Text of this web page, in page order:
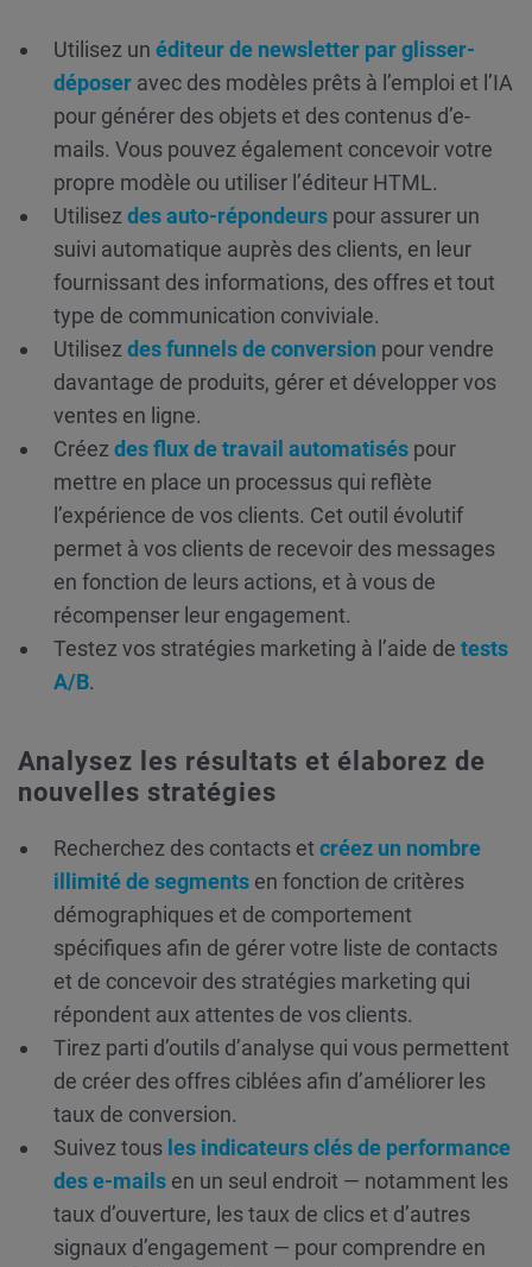
Utilisez un éditeur de newsletter par glisser-
déposer avec des modèles prêts à l’emploi et l’IA
pour générer des objets et des contenus d’e-
mails. Vous pouvez également concevoir votre
propre modèle ou utiliser l’éditeur HTML.
Utilisez des auto-répondeurs pour assurer un
suivi automatique auprès des clients, en leur
fournissant des informations, des offres et tout
type de communication conviviale.
Utilisez des funnels de conversion pour vendre
davantage de produits, gérer et développer vos
ventes en ligne.
Créez des flux de travail automatisés pour
mettre en place un processus qui reflète
l’expérience de vos clients. Cet outil évolutif
permet à vos clients de recevoir des messages
en fonction de leurs actions, et à vous de
récompenser leur engagement.
Testez vos stratégies marketing à l’aide de tests
A/B.
Analysez les résultats et élaborez de
nouvelles stratégies
Recherchez des contacts et créez un nombre
illimité de segments en fonction de critères
démographiques et de comportement
spécifiques afin de gérer votre liste de contacts
et de concevoir des stratégies marketing qui
répondent aux attentes de vos clients.
Tirez parti d’outils d’analyse qui vous permettent
de créer des offres ciblées afin d’améliorer les
taux de conversion.
Suivez tous les indicateurs clés de performance
des e-mails en un seul endroit — notamment les
taux d’ouverture, les taux de clics et d’autres
signaux d’engagement — pour comprendre en